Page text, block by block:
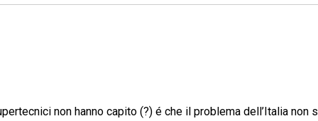
non hanno capito (?) é che il problema dell’Italia non